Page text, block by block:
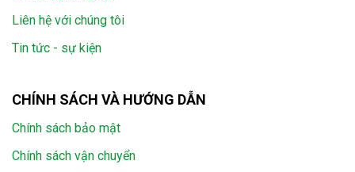
Liên hệ với chúng tôi
Tin tức - sự kiện
CHÍNH SÁCH VÀ HƯỚNG DẪN
Chính sách bảo mật
Chính sách vận chuyển